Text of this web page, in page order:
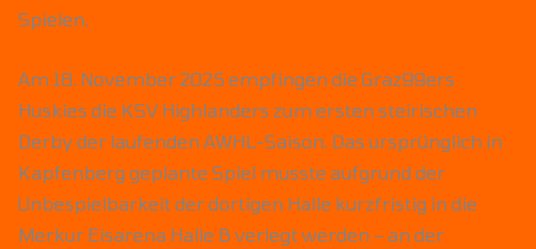
Spielen.
Am 18. November 2025 empfingen die Graz99ers
Huskies die KSV Highlanders zum ersten steirischen
Derby der laufenden AWHL-Saison. Das ursprünglich in
Kapfenberg geplante Spiel musste aufgrund der
Unbespielbarkeit der dortigen Halle kurzfristig in die
Merkur Eisarena Halle B verlegt werden – an der